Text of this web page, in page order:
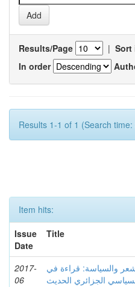
Results/Page | Sort
In order
Results 1-1 of 1 (Search
Item hits:
Issue
Date
Title
2017-
06
والسیاسة: قراءة في
الجزائري الحدیث